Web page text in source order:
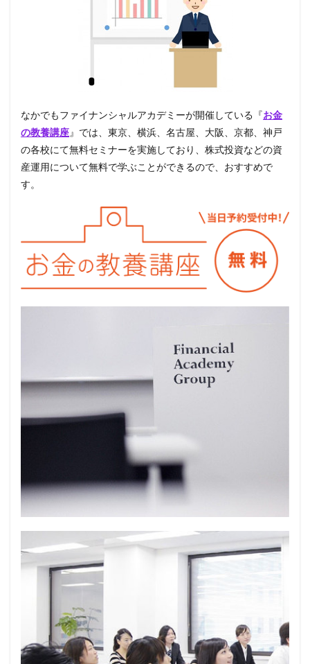
なかでもファイナンシャルアカデミーが開催している『お金
の教養講座』では、東京、横浜、名古屋、大阪、京都、神戸
の各校にて無料セミナーを実施しており、株式投資などの資
産運用について無料で学ぶことができるので、おすすめで
す。